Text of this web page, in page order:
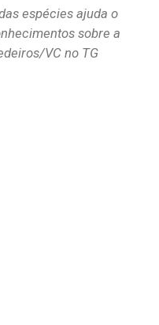
espécies ajuda o
sobre a
VC no TG